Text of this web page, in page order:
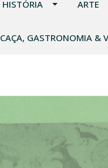
HISTÓRIA ARTE
CAÇA, GASTRONOMIA &